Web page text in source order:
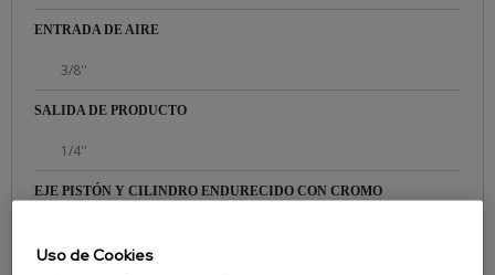
ENTRADA DE AIRE
3/8''
SALIDA DE PRODUCTO
1/4''
EJE PISTÓN Y CILINDRO ENDURECIDO CON CROMO
Uso de Cookies